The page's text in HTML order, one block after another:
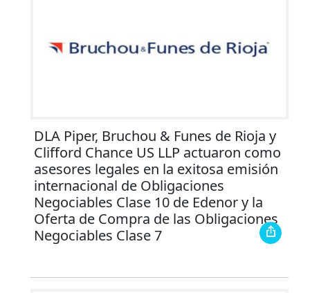
DLA Piper, Bruchou & Funes de Rioja y
Clifford Chance US LLP actuaron como
asesores legales en la exitosa emisión
internacional de Obligaciones
Negociables Clase 10 de Edenor y la
Oferta de Compra de las Obligaciones
Negociables Clase 7